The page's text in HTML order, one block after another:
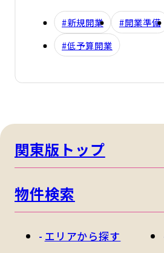
#新規開業 #開業準備
#低予算開業
関東版トップ
物件検索
エリアから探す